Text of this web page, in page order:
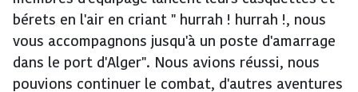
bérets en l'air en criant " hurrah ! hurrah !, nous
vous accompagnons jusqu'à un poste d'amarrage
dans le port d'Alger". Nous avions réussi, nous
pouvions continuer le combat, d'autres aventures